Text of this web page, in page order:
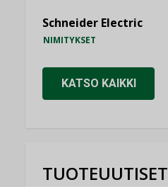
Schneider Electric
NIMITYKSET
KATSO KAIKKI
TUOTEUUTISET